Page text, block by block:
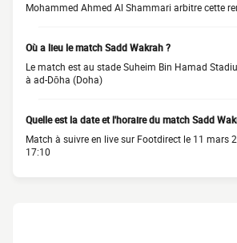
Mohammed Ahmed Al Shammari arbitre cette
Où a lieu le match Sadd Wakrah ?
Le match est au stade Suheim Bin Hamad
à ad-Dōha (Doha)
Quelle est la date et l'horaire du match Sadd
Match à suivre en live sur Footdirect le 11 mars
17:10